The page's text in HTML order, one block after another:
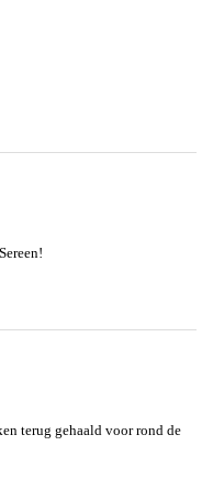
terug gehaald voor rond de